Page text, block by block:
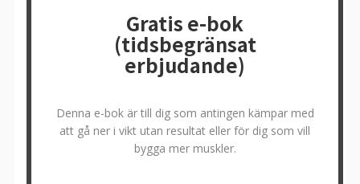
Gratis e-bok
(tidsbegränsat
erbjudande)
Denna e-bok är till dig som antingen kämpar med
att gå ner i vikt utan resultat eller för dig som vill
bygga mer muskler.